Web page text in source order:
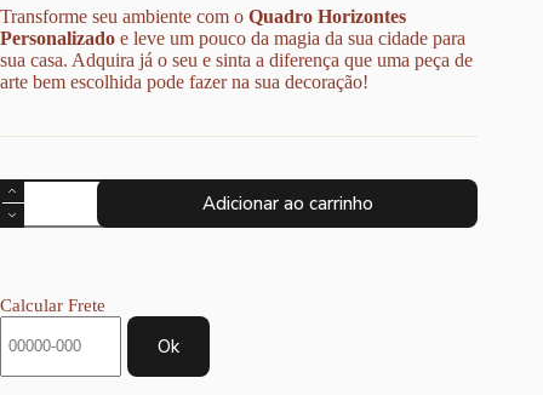
era:
R$ 249,00.
é:
R$ 179,00.
Transforme seu ambiente com o Quadro Horizontes
Personalizado e leve um pouco da magia da sua cidade para
sua casa. Adquira já o seu e sinta a diferença que uma peça de
arte bem escolhida pode fazer na sua decoração!
Quadro
Horizontes
da
Personalizado
Vertical
quantidade
Adicionar ao carrinho
Calcular Frete
Ok